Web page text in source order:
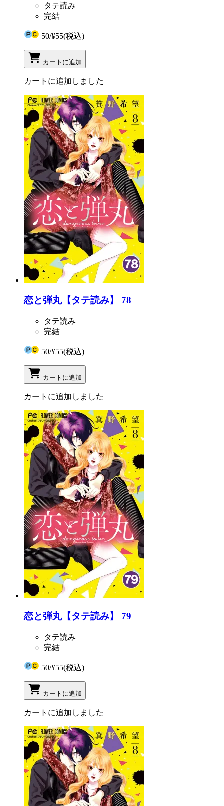
タテ読み
完結
50/¥55(税込)
カートに追加
カートに追加しました
恋と弾丸【タテ読み】 78
タテ読み
完結
50/¥55(税込)
カートに追加
カートに追加しました
恋と弾丸【タテ読み】 79
タテ読み
完結
50/¥55(税込)
カートに追加
カートに追加しました